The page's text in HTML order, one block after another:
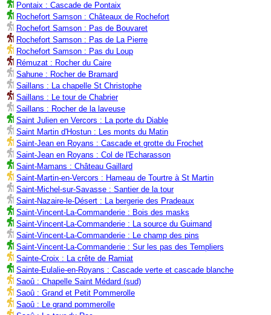
Pontaix : Cascade de Pontaix
Rochefort Samson : Châteaux de Rochefort
Rochefort Samson : Pas de Bouvaret
Rochefort Samson : Pas de La Pierre
Rochefort Samson : Pas du Loup
Rémuzat : Rocher du Caire
Sahune : Rocher de Bramard
Saillans : La chapelle St Christophe
Saillans : Le tour de Chabrier
Saillans : Rocher de la laveuse
Saint Julien en Vercors : La porte du Diable
Saint Martin d'Hostun : Les monts du Matin
Saint-Jean en Royans : Cascade et grotte du Frochet
Saint-Jean en Royans : Col de l'Echarasson
Saint-Mamans : Château Gaillard
Saint-Martin-en-Vercors : Hameau de Tourtre à St Martin
Saint-Michel-sur-Savasse : Santier de la tour
Saint-Nazaire-le-Désert : La bergerie des Pradeaux
Saint-Vincent-La-Commanderie : Bois des masks
Saint-Vincent-La-Commanderie : La source du Guimand
Saint-Vincent-La-Commanderie : Le champ des pins
Saint-Vincent-La-Commanderie : Sur les pas des Templiers
Sainte-Croix : La crête de Ramiat
Sainte-Eulalie-en-Royans : Cascade verte et cascade blanche
Saoû : Chapelle Saint Médard (sud)
Saoû : Grand et Petit Pommerolle
Saoû : Le grand pommerolle